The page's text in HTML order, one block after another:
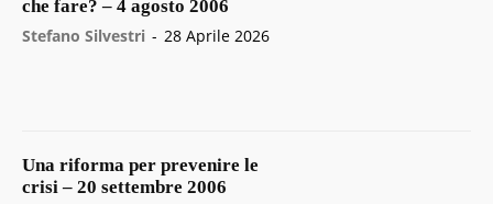
che fare? – 4 agosto 2006
Stefano Silvestri - 28 Aprile 2026
Una riforma per prevenire le
crisi – 20 settembre 2006